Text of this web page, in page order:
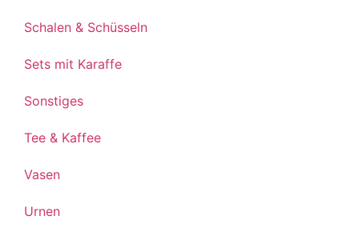
Schalen & Schüsseln
Sets mit Karaffe
Sonstiges
Tee & Kaffee
Vasen
Urnen